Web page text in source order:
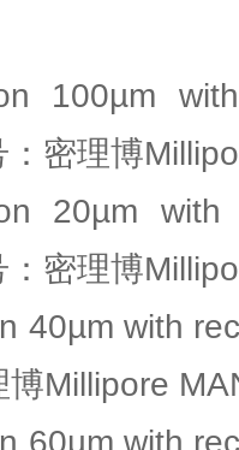
100µm
密理博
20µm
密理博
40µm with
Millipore
60µm with